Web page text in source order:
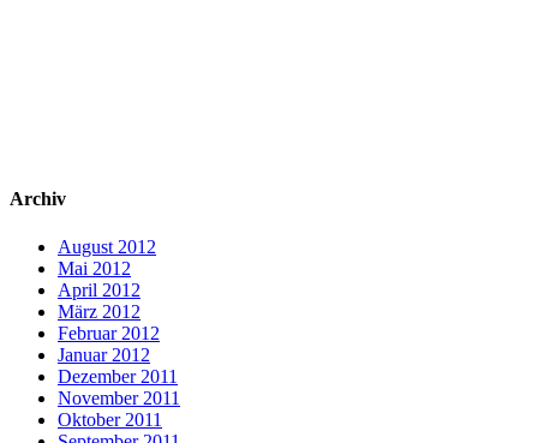
Archiv
August 2012
Mai 2012
April 2012
März 2012
Februar 2012
Januar 2012
Dezember 2011
November 2011
Oktober 2011